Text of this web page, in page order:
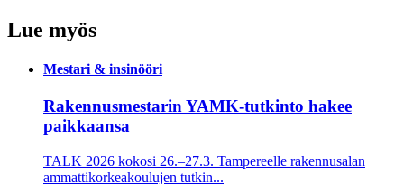
Lue myös
Mestari & insinööri
Rakennusmestarin YAMK-tutkinto hakee
paikkaansa
TALK 2026 kokosi 26.–27.3. Tampereelle rakennusalan
ammattikorkeakoulujen tutkin...